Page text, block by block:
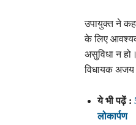
उपायुक्त ने
के लिए
असुविधा न
विधायक अजय
ये भी पढ़ें :
लोकार्पण